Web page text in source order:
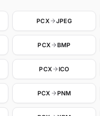
PCX JPEG
PCX BMP
PCX ICO
PCX PNM